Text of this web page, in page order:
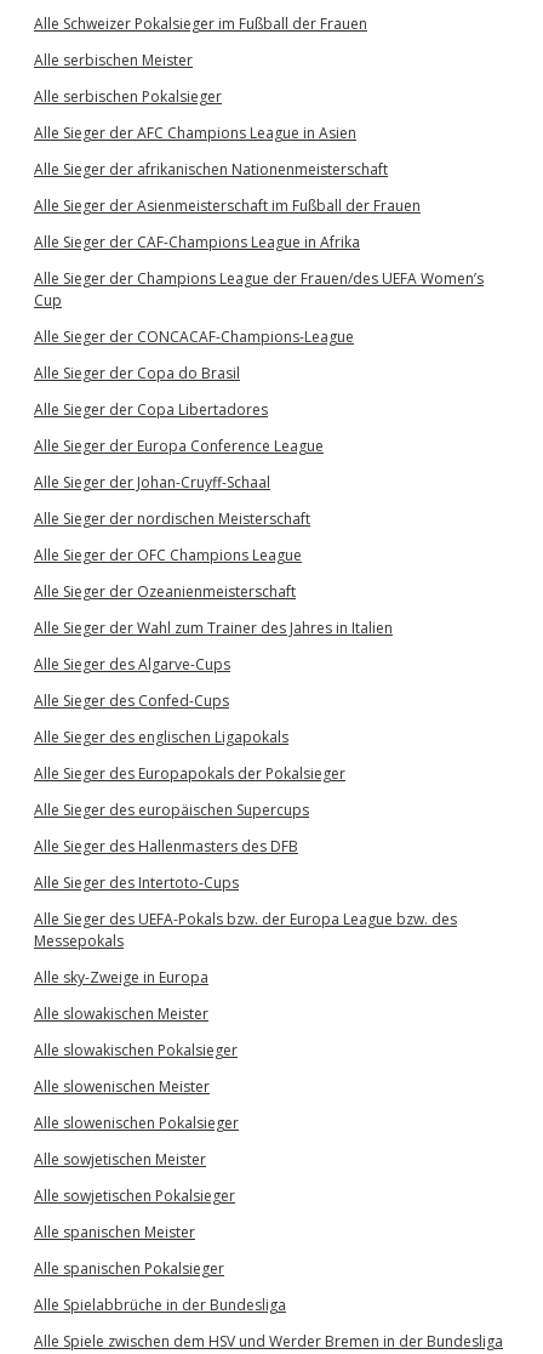
Alle Schweizer Pokalsieger im Fußball der Frauen
Alle serbischen Meister
Alle serbischen Pokalsieger
Alle Sieger der AFC Champions League in Asien
Alle Sieger der afrikanischen Nationenmeisterschaft
Alle Sieger der Asienmeisterschaft im Fußball der Frauen
Alle Sieger der CAF-Champions League in Afrika
Alle Sieger der Champions League der Frauen/des UEFA Women’s
Cup
Alle Sieger der CONCACAF-Champions-League
Alle Sieger der Copa do Brasil
Alle Sieger der Copa Libertadores
Alle Sieger der Europa Conference League
Alle Sieger der Johan-Cruyff-Schaal
Alle Sieger der nordischen Meisterschaft
Alle Sieger der OFC Champions League
Alle Sieger der Ozeanienmeisterschaft
Alle Sieger der Wahl zum Trainer des Jahres in Italien
Alle Sieger des Algarve-Cups
Alle Sieger des Confed-Cups
Alle Sieger des englischen Ligapokals
Alle Sieger des Europapokals der Pokalsieger
Alle Sieger des europäischen Supercups
Alle Sieger des Hallenmasters des DFB
Alle Sieger des Intertoto-Cups
Alle Sieger des UEFA-Pokals bzw. der Europa League bzw. des
Messepokals
Alle sky-Zweige in Europa
Alle slowakischen Meister
Alle slowakischen Pokalsieger
Alle slowenischen Meister
Alle slowenischen Pokalsieger
Alle sowjetischen Meister
Alle sowjetischen Pokalsieger
Alle spanischen Meister
Alle spanischen Pokalsieger
Alle Spielabbrüche in der Bundesliga
Alle Spiele zwischen dem HSV und Werder Bremen in der Bundesliga